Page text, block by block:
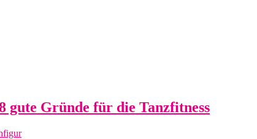
Gründe für die Tanzfitness